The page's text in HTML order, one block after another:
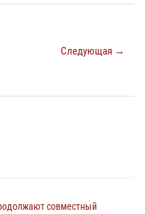
Следующая →
совместный